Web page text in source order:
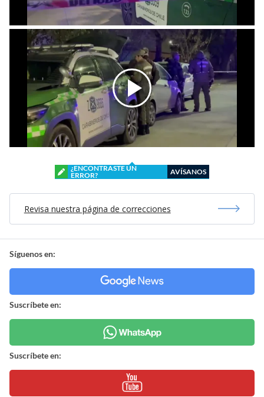
¿ENCONTRASTE UN
ERROR?
AVÍSANOS
Revisa nuestra página de correcciones
Síguenos en:
Suscríbete en:
Suscríbete en: